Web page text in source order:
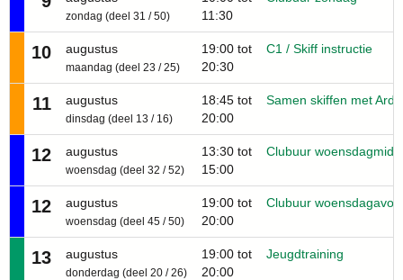
zondag (deel 31 / 50)
11:30
10 augustus
maandag (deel 23 / 25)
19:00 tot
20:30
C1 / Skiff instructie
11 augustus
dinsdag (deel 13 / 16)
18:45 tot
20:00
Samen skiffen met Ard
12 augustus
woensdag (deel 32 / 52)
13:30 tot
15:00
Clubuur
12 augustus
woensdag (deel 45 / 50)
19:00 tot
20:00
Clubuur
13 augustus
donderdag (deel 20 / 26)
19:00 tot
20:00
Jeugdtraining